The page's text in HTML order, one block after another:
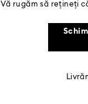
Vă rugăm să rețineți